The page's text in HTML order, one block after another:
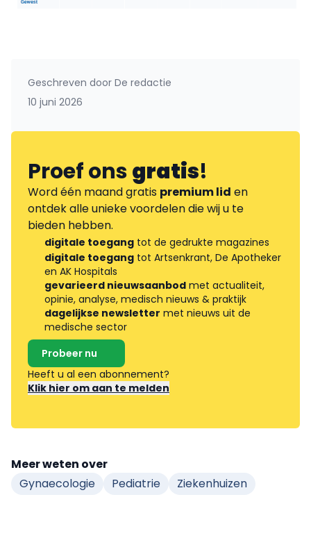
Geschreven door De redactie
10 juni 2026
Proef onsgratis!
Word één maand gratis premium lid en
ontdek alle unieke voordelen die wij u te
bieden hebben.
digitale toegang tot de gedrukte magazines
digitale toegang tot Artsenkrant, De Apotheker
en AK Hospitals
gevarieerd nieuwsaanbod met actualiteit,
opinie, analyse, medisch nieuws & praktijk
dagelijkse newsletter met nieuws uit de
medische sector
Probeer nu
Heeft u al een abonnement?
Klik hier om aan te melden
Meer weten over
Gynaecologie
Pediatrie Ziekenhuizen